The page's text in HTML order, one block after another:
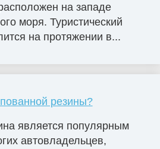
на западе
моря. Туристический
на протяжении в...
резины?
является популярным
автовладельцев,